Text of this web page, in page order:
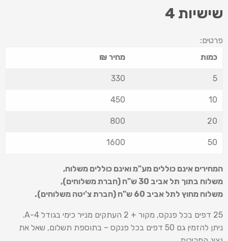
שישיות 4
פרטים:
כמות
מחיר ₪
5
330
10
450
20
800
50
1600
המחירים אינם כוללים מע"מ ואינם כוללים משלוח,
משלוח בתוך תל אביב 30 ש
"ח (חברת משלוחים),
משלוח מחוץ לתל אביב 60 ש
"ח (חברת צ'יטה משלוחים).
25 דפים בכל פנקס, מקור + 2 העתקים מנייר כימי בגודל 4-A.
ניתן להזמין גם 50 דפים בכל פנקס – בתוספת תשלום, שאל את